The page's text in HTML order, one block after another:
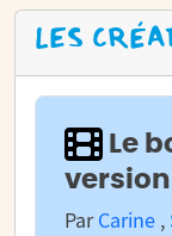
LES
Le
version
ParCarine ,